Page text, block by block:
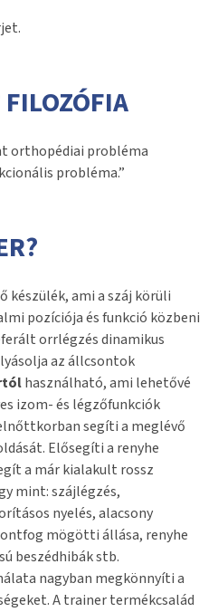
orthopédiai probléma
probléma.”
készülék, ami a száj körüli
pozíciója és funkció közbeni
orrlégzés dinamikus
az állcsontok
használható, ami lehetővé
izom- és légzőfunkciók
segíti a meglévő
Elősegíti a renyhe
a már kialakult rossz
mint: szájlégzés,
nyelés, alacsony
mögötti állása, renyhe
beszédhibák stb.
nagyban megkönnyíti a
A trainer termékcsalád